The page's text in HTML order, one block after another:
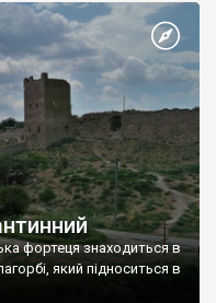
фортеця знаходиться в
який підноситься в